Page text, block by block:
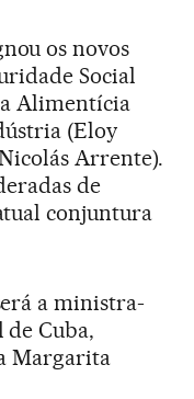
os novos
Social
Alimentícia
(Eloy
Arrente).
de
conjuntura
a ministra-
Cuba,
Margarita